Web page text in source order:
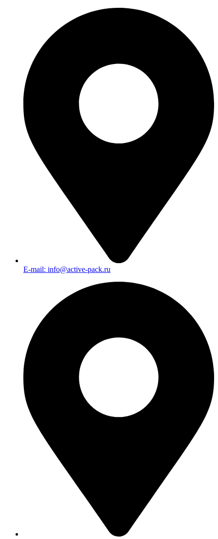
E-mail: info@active-pack.ru